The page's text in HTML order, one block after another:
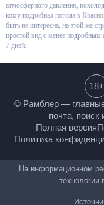
захода солнца, состояния
бурях, а также перепадах
потеплениях. Для тех
Красногорском,
интересна, на этой же
© Рамблер —
гороскопы, почта,
Полная версия
Политика
18+
На